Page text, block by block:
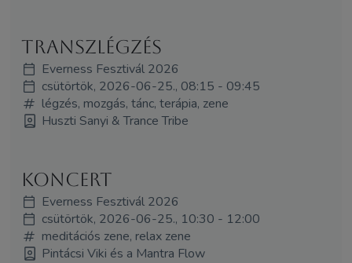
transzlégzés
Everness Fesztivál 2026
csütörtök, 2026-06-25., 08:15 - 09:45
légzés, mozgás, tánc, terápia, zene
Huszti Sanyi & Trance Tribe
koncert
Everness Fesztivál 2026
csütörtök, 2026-06-25., 10:30 - 12:00
meditációs zene, relax zene
Pintácsi Viki és a Mantra Flow